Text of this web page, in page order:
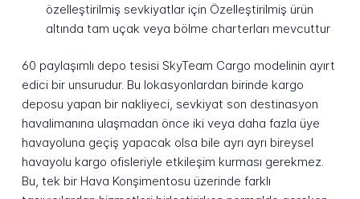
özelleştirilmiş sevkiyatlar için Özelleştirilmiş ürün
altında tam uçak veya bölme charterları mevcuttur
60 paylaşımlı depo tesisi SkyTeam Cargo modelinin ayırt
edici bir unsurudur. Bu lokasyonlardan birinde kargo
deposu yapan bir nakliyeci, sevkiyat son destinasyon
havalimanına ulaşmadan önce iki veya daha fazla üye
havayoluna geçiş yapacak olsa bile ayrı ayrı bireysel
havayolu kargo ofisleriyle etkileşim kurması gerekmez.
Bu, tek bir Hava Konşimentosu üzerinde farklı